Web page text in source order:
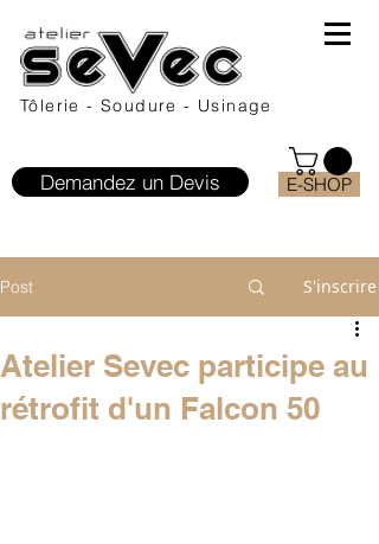
Tôlerie - Soudure - Usinage
E-SHOP
Demandez un Devis
Post S'inscrire
Atelier Sevec participe au
rétrofit d'un Falcon 50